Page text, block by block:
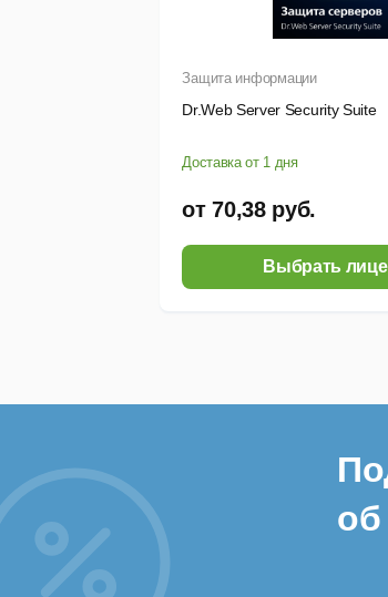
Защита информации
Dr.Web Server Security Suite
Доставка от 1 дня
от 70,38 руб.
Выбрать
об